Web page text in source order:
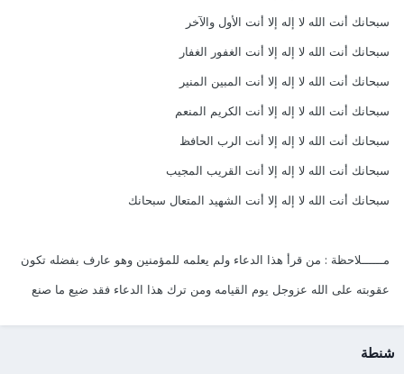
سبحانك أنت الله لا إله إلا أنت الأول والآخر
سبحانك أنت الله لا إله إلا أنت الغفور الغفار
سبحانك أنت الله لا إله إلا أنت المبين المنير
سبحانك أنت الله لا إله إلا أنت الكريم المنعم
سبحانك أنت الله لا إله إلا أنت الرب الحافظ
سبحانك أنت الله لا إله إلا أنت القريب المجيب
سبحانك أنت الله لا إله إلا أنت الشهيد المتعال سبحانك
مــــــلاحظة : من قرأ هذا الدعاء ولم يعلمه للمؤمنين وهو عارف بفضله تكون
عقوبته على الله عزوجل يوم القيامه ومن ترك هذا الدعاء فقد ضيع ما صنع
شنطة